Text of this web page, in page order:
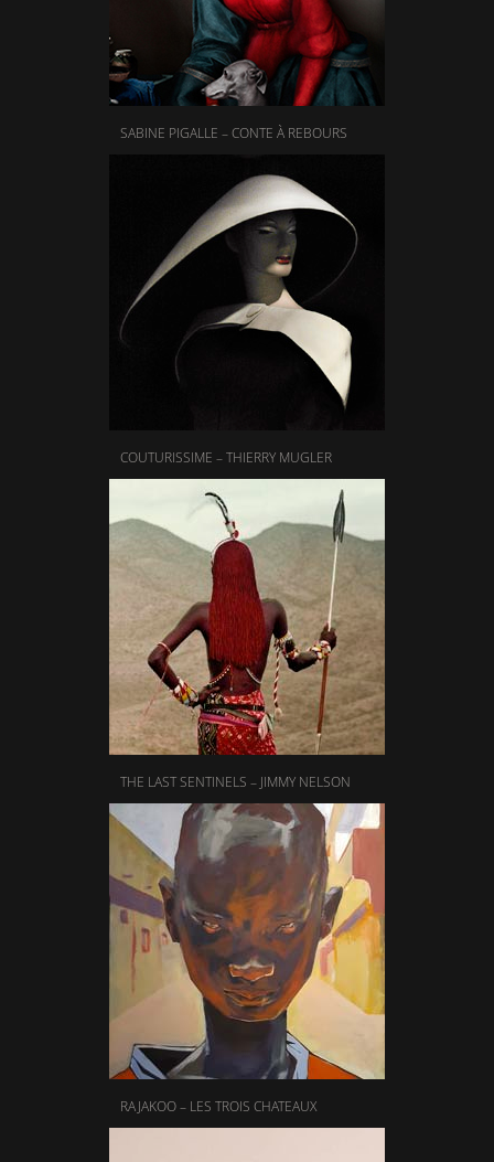
SABINE PIGALLE – CONTE À REBOURS
COUTURISSIME – THIERRY MUGLER
THE LAST SENTINELS – JIMMY NELSON
RAJAKOO – LES TROIS CHATEAUX